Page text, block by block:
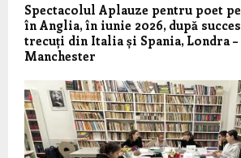
Spectacolul Aplauze pentru poet
în Anglia, în iunie 2026, după
trecuți din Italia și Spania, Londra
Manchester